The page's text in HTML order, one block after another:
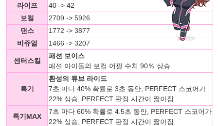
라이프
40 -> 42
보컬
2709 -> 5926
댄스
1772 -> 3877
비쥬얼
1466 -> 3207
센터스킬
패션 보이스
패션 아이돌의 보컬 어필 수치 90％ 상승
특기
환성의 튜브 라이드
7초 마다 40% 확률로 3초 동안, PERFECT 스코어가
22% 상승, PERFECT 판정 시간이 짧아짐
특기MAX
7초 마다 60% 확률로 4.5초 동안, PERFECT 스코어가
22% 상승, PERFECT 판정 시간이 짧아짐